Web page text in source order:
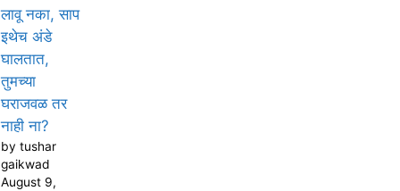
लावू नका, साप
इथेच अंडे
घालतात,
तुमच्या
घराजवळ तर
नाही ना?
by tushar
gaikwad
August 9,